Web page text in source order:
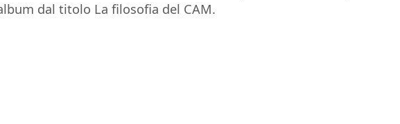
dal titolo La filosofia del CAM.